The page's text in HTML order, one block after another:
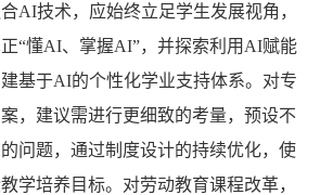
AI技术，应始终立足学生发展视角，
“懂AI、掌握AI”，并探索利用AI赋能
基于AI的个性化学业支持体系。对专
，建议需进行更细致的考量，预设不
问题，通过制度设计的持续优化，使
学培养目标。对劳动教育课程改革，